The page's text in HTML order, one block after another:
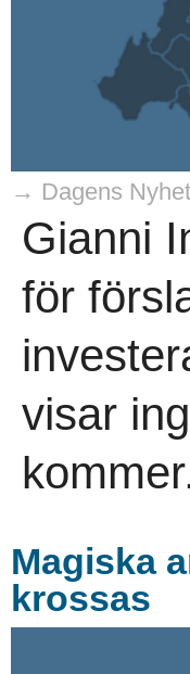
→ Dagens
Gianni
för
visar
Magiska
krossas